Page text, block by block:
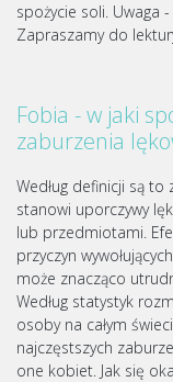
spożycie soli. Uwaga
Zapraszamy do
Fobia - w jaki
zaburzenia
Według definicji są
stanowi uporczywy
lub przedmiotami.
przyczyn
może znacząco
Według statystyk
osoby na całym
najczęstszych
one kobiet. Jak się